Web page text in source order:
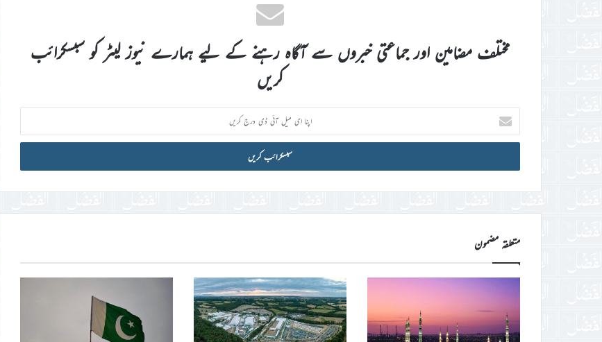
مختلف مضامین اور جماعتی خبروں سے آگاہ رہنے کے لیے ہمارے نیوز لیٹر کو سبسکرائب
کریں
اپنا
ای
میل
ڈی
متعلقہ مضمون